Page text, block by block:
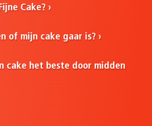
Cake?
of mijn cake gaar is?
cake het beste door midden